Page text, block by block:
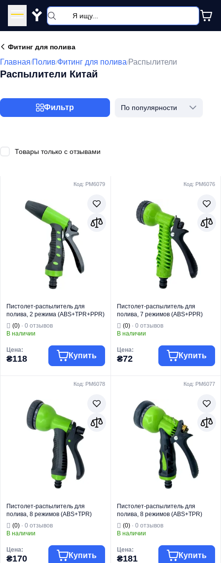
Y
Фитинг для полива
Главная/Полив/Фитинг для полива/Распылители
Распылители Китай
Фильтр По популярности
Товары только с отзывами
Код: PM6079
Пистолет-распылитель для
полива, 2 режима (ABS+TPR+PPR)
PLAMIX PRO PL-821 (PM6079)
(0) · 0 отзывов
В наличии
Цена:
₴118 Купить
Тип изделия
полива
Вид изделия
Распылитель
Для полива и
орошения
Пистолет-
распылитель
Код: PM6076
Пистолет-распылитель для
полива, 7 режимов (ABS+PPR)
PLAMIX PL-816 (PM6076)
(0)· 0 отзывов
В наличии
Цена:
₴72 Купить
Тип изделия
Вид изделия
Распылитель
Назначение
Для полива и
орошения
Пистолет-
распылитель
Код: PM6078
Пистолет-распылитель для
полива, 8 режимов (ABS+TPR)
PLAMIX PRO PL-836 (PM6078)
(0) · 0 отзывов
В наличии
Цена:
₴170 Купить
Код: PM6077
Пистолет-распылитель для
полива, 8 режимов (ABS+TPR)
PLAMIX PRO PL-846 (PM6077)
(0)· 0 отзывов
В наличии
Цена:
₴181 Купить